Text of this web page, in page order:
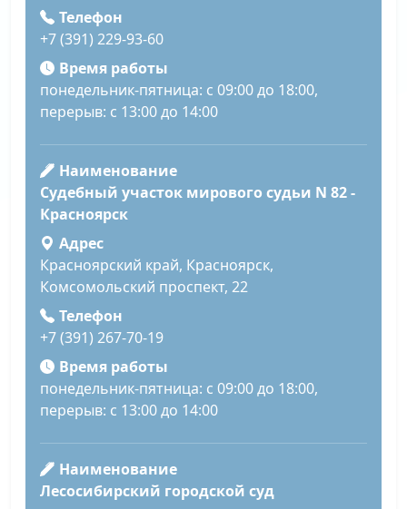
Телефон
+7 (391) 229-93-60
Время работы
понедельник-пятница: с 09:00 до 18:00,
перерыв: с 13:00 до 14:00
Наименование
Судебный участок мирового судьи N 82 -
Красноярск
Адрес
Красноярский край, Красноярск,
Комсомольский проспект, 22
Телефон
+7 (391) 267-70-19
Время работы
понедельник-пятница: с 09:00 до 18:00,
перерыв: с 13:00 до 14:00
Наименование
Лесосибирский городской суд